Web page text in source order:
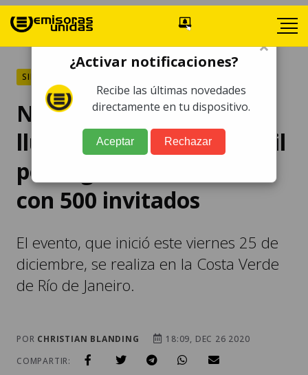
SIN CATEGORÍA
Neymar se lleva una
lluvia de críticas en Brasil
por organizar una fiesta
con 500 invitados
El evento, que inició este viernes 25 de
diciembre, se realiza en la Costa Verde
de Río de Janeiro.
POR CHRISTIAN BLANDING
18:09, DEC 26 2020
COMPARTIR:
×
¿Activar notificaciones?
Recibe las últimas novedades
directamente en tu dispositivo.
Aceptar Rechazar